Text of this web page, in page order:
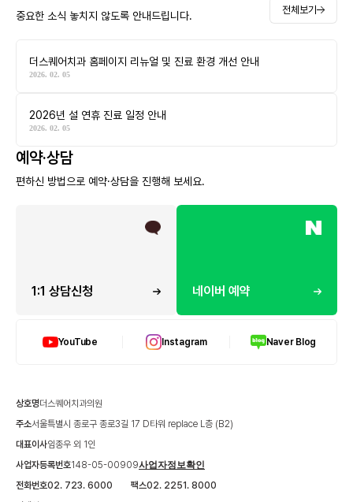
중요한 소식 놓치지 않도록 안내드립니다. 전체보기
더스퀘어치과 홈페이지 리뉴얼 및 진료 환경 개선 안내
2026. 02. 05
2026년 설 연휴 진료 일정 안내
2026. 02. 05
예약·상담
편하신 방법으로 예약·상담을 진행해 보세요.
1:1 상담신청 네이버 예약
YouTube Instagram Naver Blog
상호명더스퀘어치과의원
주소서울특별시 종로구 종로3길 17 D타워 replace L층 (B2)
대표이사임종우 외 1인
사업자등록번호148-05-00909사업자정보확인
전화번호02. 723. 6000 팩스02. 2251. 8000